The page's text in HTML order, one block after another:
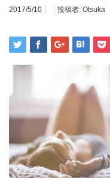
2017/5/10 投稿者: Otsuka